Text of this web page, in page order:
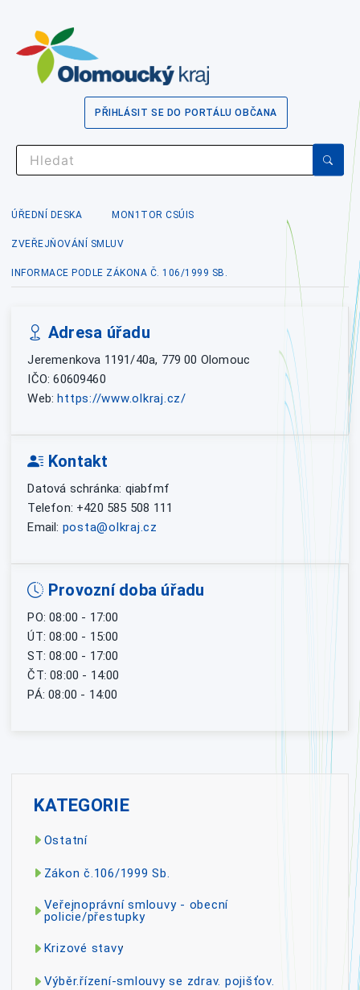
PŘIHLÁSIT SE DO PORTÁLU OBČANA
ÚŘEDNÍ DESKA MON1TOR CSÚIS
ZVEŘEJŇOVÁNÍ SMLUV
INFORMACE PODLE ZÁKONA Č. 106/1999 SB.
Adresa úřadu
Jeremenkova 1191/40a, 779 00 Olomouc
IČO: 60609460
Web: https://www.olkraj.cz/
Kontakt
Datová schránka: qiabfmf
Telefon: +420 585 508 111
Email: posta@olkraj.cz
Provozní doba úřadu
PO: 08:00 - 17:00
ÚT: 08:00 - 15:00
ST: 08:00 - 17:00
ČT: 08:00 - 14:00
PÁ: 08:00 - 14:00
KATEGORIE
Ostatní
Zákon č.106/1999 Sb.
Veřejnoprávní smlouvy - obecní
policie/přestupky
Krizové stavy
Výběr.řízení-smlouvy se zdrav. pojišťov.